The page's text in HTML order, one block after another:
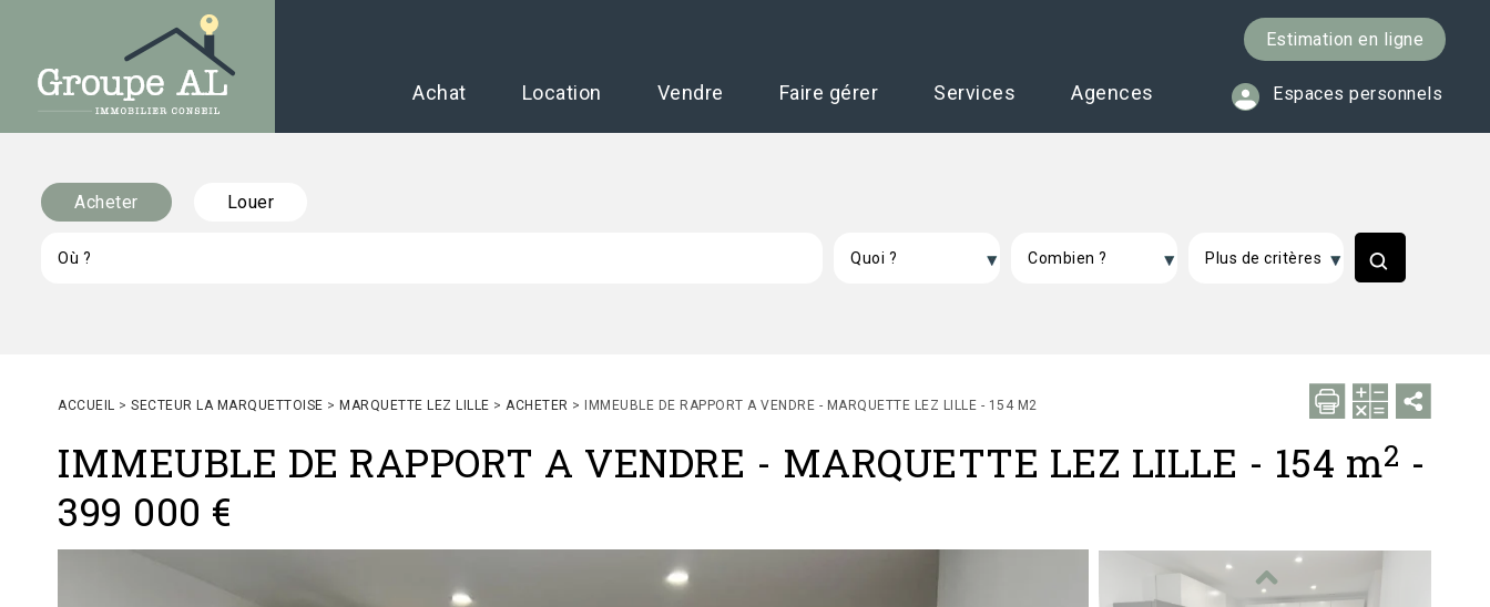
Estimation en ligne
Espaces personnels
Achat Location Vendre Faire gérer Services Agences
Acheter Louer
ACCUEIL > SECTEUR LA MARQUETTOISE > MARQUETTE LEZ LILLE > ACHETER > IMMEUBLE DE RAPPORT A VENDRE - MARQUETTE LEZ LILLE - 154 M2
IMMEUBLE DE RAPPORT A VENDRE - MARQUETTE LEZ LILLE - 154 m2 -
399 000 €